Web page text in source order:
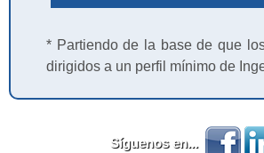
* Partiendo de la base de que
dirigidos a un perfil mínimo de
Síguenos en...